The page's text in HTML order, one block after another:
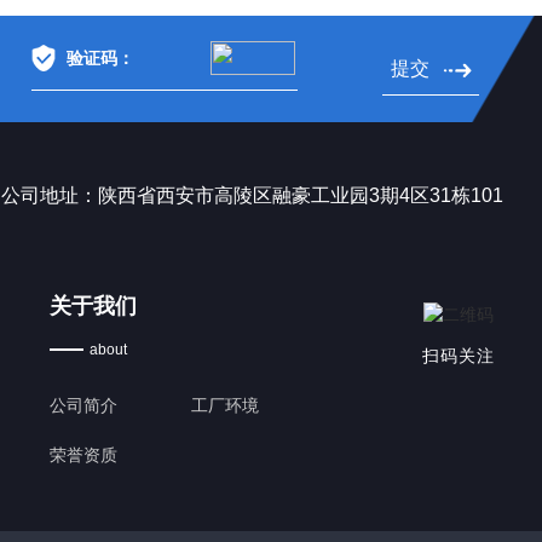
提交
公司地址：陕西省西安市高陵区融豪工业园3期4区31栋101
关于我们
about
公司简介 工厂环境
荣誉资质
扫码关注